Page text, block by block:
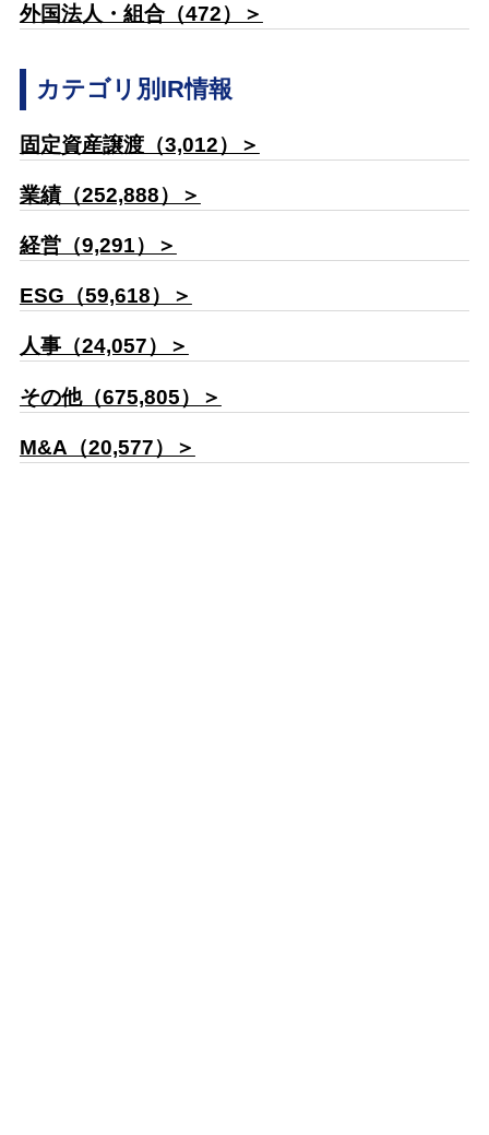
外国法人・組合（472）＞
カテゴリ別IR情報
固定資産譲渡（3,012）＞
業績（252,888）＞
経営（9,291）＞
ESG（59,618）＞
人事（24,057）＞
その他（675,805）＞
M&A（20,577）＞